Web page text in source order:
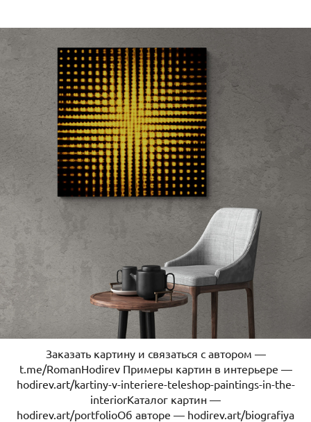
Заказать картину и связаться с автором —
t.me/RomanHodirev Примеры картин в интерьере —
hodirev.art/kartiny-v-interiere-teleshop-paintings-in-the-
interiorКаталог картин —
hodirev.art/portfolioОб авторе — hodirev.art/biografiya